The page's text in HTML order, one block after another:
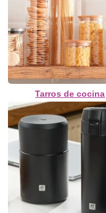
Tarros de cocina